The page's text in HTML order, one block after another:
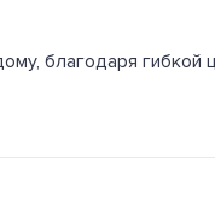
благодаря гибкой